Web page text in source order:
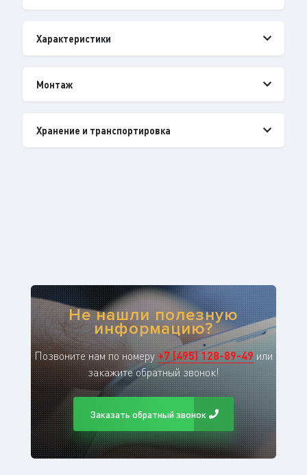
Характеристики
Монтаж
Хранение и транспортировка
Не нашли полезную
информацию?
Позвоните нам по номеру+7(495)128-89-49 или
закажите обратный звонок!
Заказать обратный звонок